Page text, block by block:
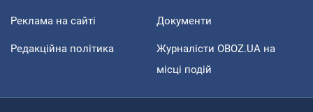
Реклама на сайті Документи
Редакційна політика
Журналісти OBOZ.UA на
місці подій